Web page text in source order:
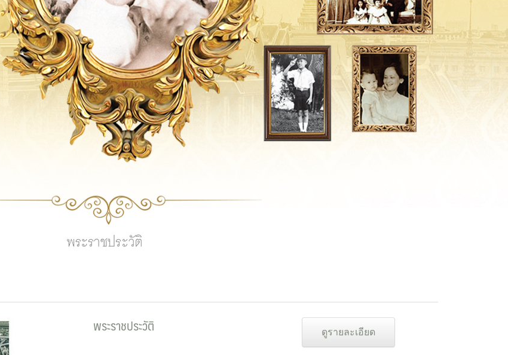
พระราชประวัติ ดูรายละเอียด